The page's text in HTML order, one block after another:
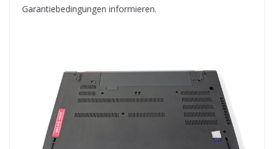
Garantiebedingungen informieren.